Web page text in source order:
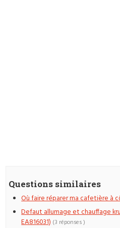
Questions similaires
Où faire réparer ma cafetière à
Defaut allumage et chauffage
EA816031) (3 réponses )